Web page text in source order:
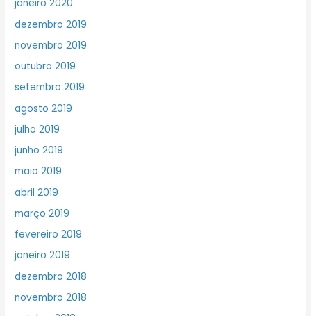
janeiro 2020
dezembro 2019
novembro 2019
outubro 2019
setembro 2019
agosto 2019
julho 2019
junho 2019
maio 2019
abril 2019
março 2019
fevereiro 2019
janeiro 2019
dezembro 2018
novembro 2018